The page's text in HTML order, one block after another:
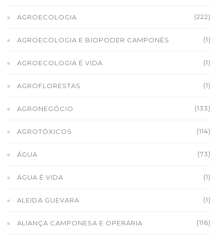
AGROECOLOGIA (222)
AGROECOLOGIA E BIOPODER CAMPONÊS (1)
AGROECOLOGIA É VIDA (1)
AGROFLORESTAS (1)
AGRONEGÓCIO (133)
AGROTÓXICOS (114)
ÁGUA (73)
ÁGUA É VIDA (1)
ALEIDA GUEVARA (1)
ALIANÇA CAMPONESA E OPERÁRIA (116)